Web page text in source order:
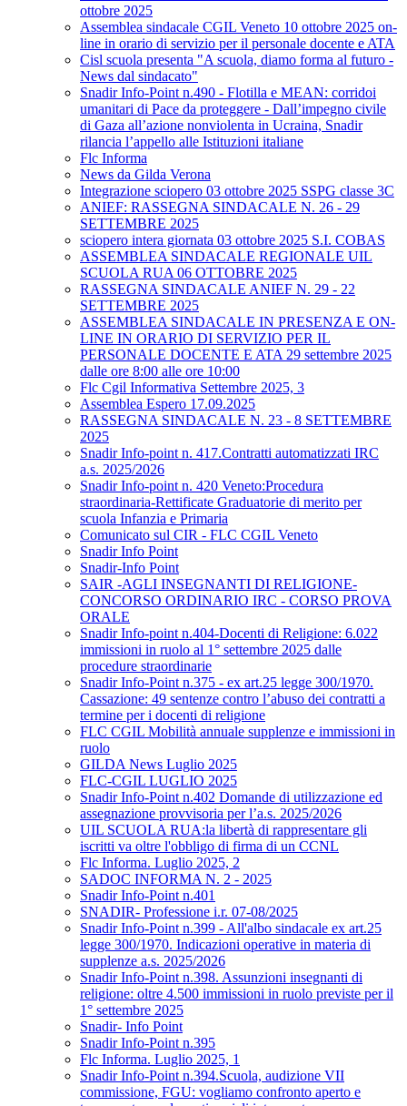
ottobre 2025
Assemblea sindacale CGIL Veneto 10 ottobre 2025 on-
line in orario di servizio per il personale docente e ATA
Cisl scuola presenta "A scuola, diamo forma al futuro -
News dal sindacato"
Snadir Info-Point n.490 - Flotilla e MEAN: corridoi
umanitari di Pace da proteggere - Dall’impegno civile
di Gaza all’azione nonviolenta in Ucraina, Snadir
rilancia l’appello alle Istituzioni italiane
Flc Informa
News da Gilda Verona
Integrazione sciopero 03 ottobre 2025 SSPG classe 3C
ANIEF: RASSEGNA SINDACALE N. 26 - 29
SETTEMBRE 2025
sciopero intera giornata 03 ottobre 2025 S.I. COBAS
ASSEMBLEA SINDACALE REGIONALE UIL
SCUOLA RUA 06 OTTOBRE 2025
RASSEGNA SINDACALE ANIEF N. 29 - 22
SETTEMBRE 2025
ASSEMBLEA SINDACALE IN PRESENZA E ON-
LINE IN ORARIO DI SERVIZIO PER IL
PERSONALE DOCENTE E ATA 29 settembre 2025
dalle ore 8:00 alle ore 10:00
Flc Cgil Informativa Settembre 2025, 3
Assemblea Espero 17.09.2025
RASSEGNA SINDACALE N. 23 - 8 SETTEMBRE
2025
Snadir Info-point n. 417.Contratti automatizzati IRC
a.s. 2025/2026
Snadir Info-point n. 420 Veneto:Procedura
straordinaria-Rettificate Graduatorie di merito per
scuola Infanzia e Primaria
Comunicato sul CIR - FLC CGIL Veneto
Snadir Info Point
Snadir-Info Point
SAIR -AGLI INSEGNANTI DI RELIGIONE-
CONCORSO ORDINARIO IRC - CORSO PROVA
ORALE
Snadir Info-point n.404-Docenti di Religione: 6.022
immissioni in ruolo al 1° settembre 2025 dalle
procedure straordinarie
Snadir Info-Point n.375 - ex art.25 legge 300/1970.
Cassazione: 49 sentenze contro l’abuso dei contratti a
termine per i docenti di religione
FLC CGIL Mobilità annuale supplenze e immissioni in
ruolo
GILDA News Luglio 2025
FLC-CGIL LUGLIO 2025
Snadir Info-Point n.402 Domande di utilizzazione ed
assegnazione provvisoria per l’a.s. 2025/2026
UIL SCUOLA RUA:la libertà di rappresentare gli
iscritti va oltre l'obbligo di firma di un CCNL
Flc Informa. Luglio 2025, 2
SADOC INFORMA N. 2 - 2025
Snadir Info-Point n.401
SNADIR- Professione i.r. 07-08/2025
Snadir Info-Point n.399 - All'albo sindacale ex art.25
legge 300/1970. Indicazioni operative in materia di
supplenze a.s. 2025/2026
Snadir Info-Point n.398. Assunzioni insegnanti di
religione: oltre 4.500 immissioni in ruolo previste per il
1° settembre 2025
Snadir- Info Point
Snadir Info-Point n.395
Flc Informa. Luglio 2025, 1
Snadir Info-Point n.394.Scuola, audizione VII
commissione, FGU: vogliamo confronto aperto e